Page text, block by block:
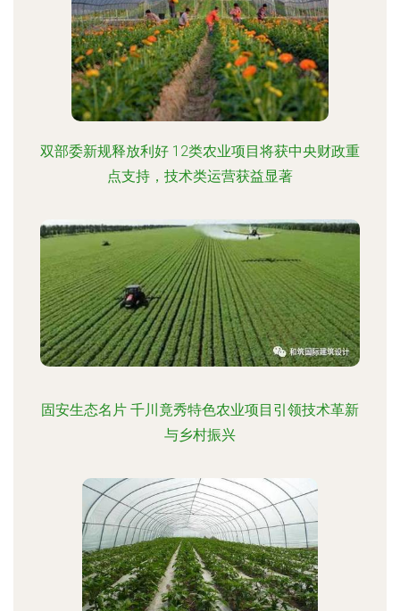
双部委新规释放利好 12类农业项目将获中央财政重
点支持，技术类运营获益显著
固安生态名片 千川竟秀特色农业项目引领技术革新
与乡村振兴